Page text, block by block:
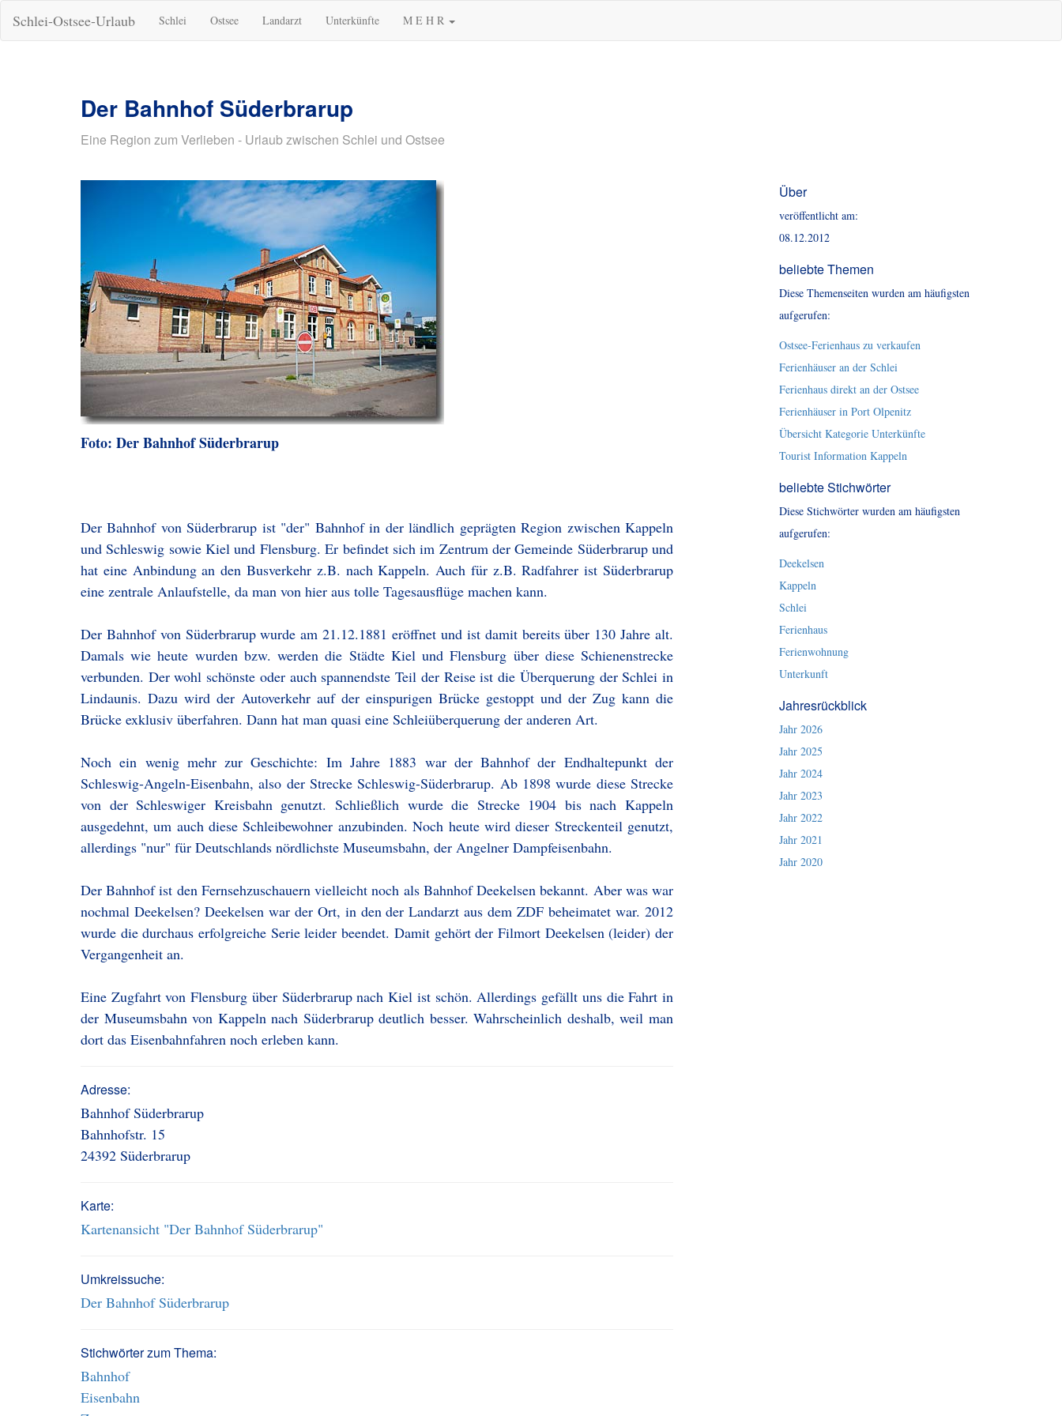
Schlei-Ostsee-Urlaub Schlei Ostsee Landarzt Unterkünfte M E H R
Der Bahnhof Süderbrarup
Eine Region zum Verlieben - Urlaub zwischen Schlei und Ostsee
Foto: Der Bahnhof Süderbrarup
Der Bahnhof von Süderbrarup ist "der" Bahnhof in der ländlich geprägten Region zwischen Kappeln
und Schleswig sowie Kiel und Flensburg. Er befindet sich im Zentrum der Gemeinde Süderbrarup und
hat eine Anbindung an den Busverkehr z.B. nach Kappeln. Auch für z.B. Radfahrer ist Süderbrarup
eine zentrale Anlaufstelle, da man von hier aus tolle Tagesausflüge machen kann.
Der Bahnhof von Süderbrarup wurde am 21.12.1881 eröffnet und ist damit bereits über 130 Jahre alt.
Damals wie heute wurden bzw. werden die Städte Kiel und Flensburg über diese Schienenstrecke
verbunden. Der wohl schönste oder auch spannendste Teil der Reise ist die Überquerung der Schlei in
Lindaunis. Dazu wird der Autoverkehr auf der einspurigen Brücke gestoppt und der Zug kann die
Brücke exklusiv überfahren. Dann hat man quasi eine Schleiüberquerung der anderen Art.
Noch ein wenig mehr zur Geschichte: Im Jahre 1883 war der Bahnhof der Endhaltepunkt der
Schleswig-Angeln-Eisenbahn, also der Strecke Schleswig-Süderbrarup. Ab 1898 wurde diese Strecke
von der Schleswiger Kreisbahn genutzt. Schließlich wurde die Strecke 1904 bis nach Kappeln
ausgedehnt, um auch diese Schleibewohner anzubinden. Noch heute wird dieser Streckenteil genutzt,
allerdings "nur" für Deutschlands nördlichste Museumsbahn, der Angelner Dampfeisenbahn.
Der Bahnhof ist den Fernsehzuschauern vielleicht noch als Bahnhof Deekelsen bekannt. Aber was war
nochmal Deekelsen? Deekelsen war der Ort, in den der Landarzt aus dem ZDF beheimatet war. 2012
wurde die durchaus erfolgreiche Serie leider beendet. Damit gehört der Filmort Deekelsen (leider) der
Vergangenheit an.
Eine Zugfahrt von Flensburg über Süderbrarup nach Kiel ist schön. Allerdings gefällt uns die Fahrt in
der Museumsbahn von Kappeln nach Süderbrarup deutlich besser. Wahrscheinlich deshalb, weil man
dort das Eisenbahnfahren noch erleben kann.
Adresse:
Bahnhof Süderbrarup
Bahnhofstr. 15
24392 Süderbrarup
Karte:
Kartenansicht "Der Bahnhof Süderbrarup"
Umkreissuche:
Der Bahnhof Süderbrarup
Stichwörter zum Thema:
Bahnhof
Eisenbahn
Über
veröffentlicht am:
08.12.2012
beliebte Themen
Diese Themenseiten wurden am häufigsten
aufgerufen:
Ostsee-Ferienhaus zu verkaufen
Ferienhäuser an der Schlei
Ferienhaus direkt an der Ostsee
Ferienhäuser in Port Olpenitz
Übersicht Kategorie Unterkünfte
Tourist Information Kappeln
beliebte Stichwörter
Diese Stichwörter wurden am häufigsten
aufgerufen:
Deekelsen
Kappeln
Schlei
Ferienhaus
Ferienwohnung
Unterkunft
Jahresrückblick
Jahr 2026
Jahr 2025
Jahr 2024
Jahr 2023
Jahr 2022
Jahr 2021
Jahr 2020